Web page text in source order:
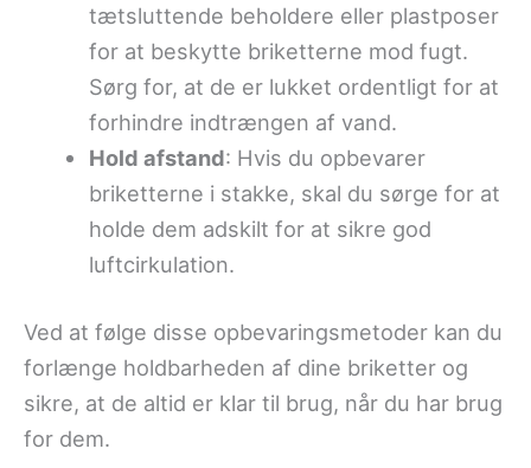
tætsluttende beholdere eller plastposer
for at beskytte briketterne mod fugt.
Sørg for, at de er lukket ordentligt for at
forhindre indtrængen af vand.
Hold afstand: Hvis du opbevarer
briketterne i stakke, skal du sørge for at
holde dem adskilt for at sikre god
luftcirkulation.
Ved at følge disse opbevaringsmetoder kan du
forlænge holdbarheden af dine briketter og
sikre, at de altid er klar til brug, når du har brug
for dem.